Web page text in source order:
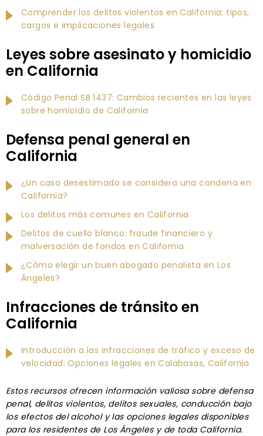
Comprender los delitos violentos en California: tipos,
cargos e implicaciones legales
Leyes sobre asesinato y homicidio
en California
Código Penal SB 1437: Cambios recientes en las leyes
sobre homicidio de California
Defensa penal general en
California
¿Un caso desestimado se considera una condena en
California?
Los delitos más comunes en California
Delitos de cuello blanco: fraude financiero y
malversación de fondos en California
¿Cómo elegir un buen abogado penalista en Los
Ángeles?
Infracciones de tránsito en
California
Introducción a las infracciones de tráfico y exceso de
velocidad: Opciones legales en Calabasas, California
Estos recursos ofrecen información valiosa sobre defensa
penal, delitos violentos, delitos sexuales, conducción bajo
los efectos del alcohol y las opciones legales disponibles
para los residentes de Los Ángeles y de toda California.